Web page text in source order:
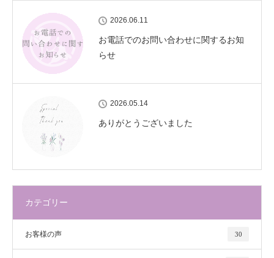
2026.06.11
お電話でのお問い合わせに関するお知
らせ
2026.05.14
ありがとうございました
カテゴリー
お客様の声 30